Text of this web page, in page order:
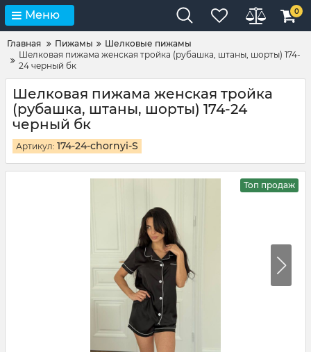
Меню 0
Главная Пижамы
Шелковые пижамы
Шелковая пижама женская тройка (рубашка, штаны, шорты) 174-
24 черный бк
Шелковая пижама женская тройка
(рубашка, штаны, шорты) 174-24
черный бк
Артикул: 174-24-chornyi-S
Топ продаж